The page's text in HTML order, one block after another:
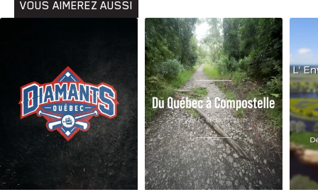
VOUS AIMEREZ AUSSI